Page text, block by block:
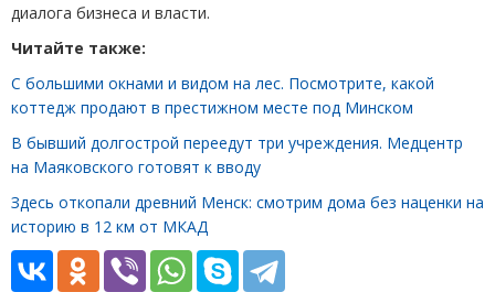
диалога бизнеса и власти.
Читайте также:
С большими окнами и видом на лес. Посмотрите, какой
коттедж продают в престижном месте под Минском
В бывший долгострой переедут три учреждения. Медцентр
на Маяковского готовят к вводу
Здесь откопали древний Менск: смотрим дома без наценки на
историю в 12 км от МКАД